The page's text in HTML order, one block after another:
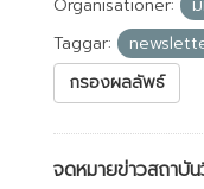
Organisationer:
Taggar:
กรองผลลัพธ์
จดหมายข่าวสถา